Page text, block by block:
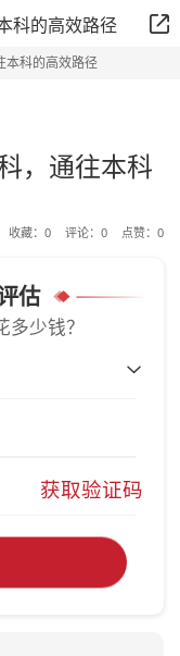
科的高效路径
本科的高效路径
，通往本科
收藏： 0 评论： 0 点赞： 0
估
少钱？
获取验证码